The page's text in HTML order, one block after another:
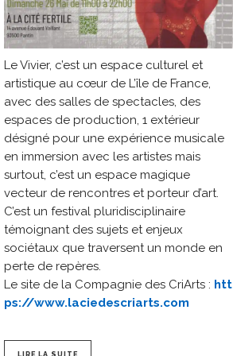
Le Vivier, c’est un espace culturel et
artistique au cœur de L’île de France,
avec des salles de spectacles, des
espaces de production, 1 extérieur
désigné pour une expérience musicale
en immersion avec les artistes mais
surtout, c’est un espace magique
vecteur de rencontres et porteur d’art.
C’est un festival pluridisciplinaire
témoignant des sujets et enjeux
sociétaux que traversent un monde en
perte de repères.
Le site de la Compagnie des CriArts : htt
ps://www.laciedescriarts.com